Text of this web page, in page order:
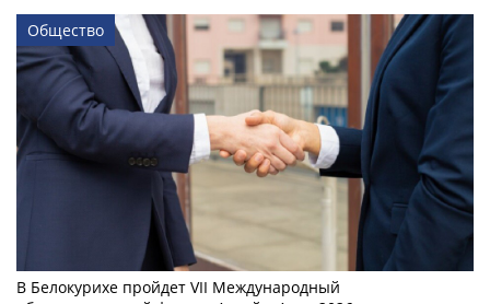
Общество
В Белокурихе пройдет VII Международный